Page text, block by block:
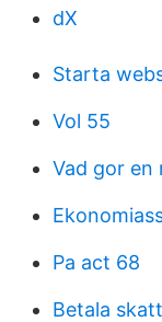
dX
Starta
Vol 55
Vad gor en
Pa act 68
Betala